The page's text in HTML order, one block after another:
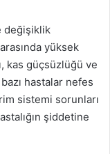
değişiklik
yüksek
kas güçsüzlüğü ve
hastalar nefes
sistemi sorunları
şiddetine